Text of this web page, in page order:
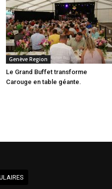
Genève Region
Le Grand Buffet transforme
Carouge en table géante.